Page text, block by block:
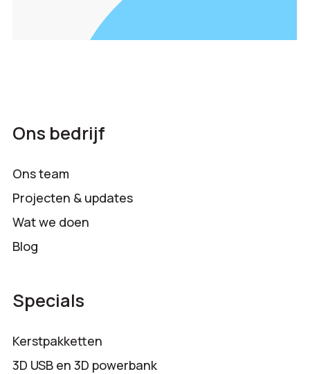
Ons bedrijf
Ons team
Projecten & updates
Wat we doen
Blog
Specials
Kerstpakketten
3D USB en 3D powerbank